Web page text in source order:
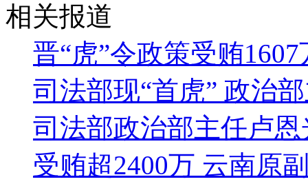
相关报道
晋“虎”令政策受贿
司法部现“首虎” 政治
司法部政治部主任卢
受贿超2400万 云南原